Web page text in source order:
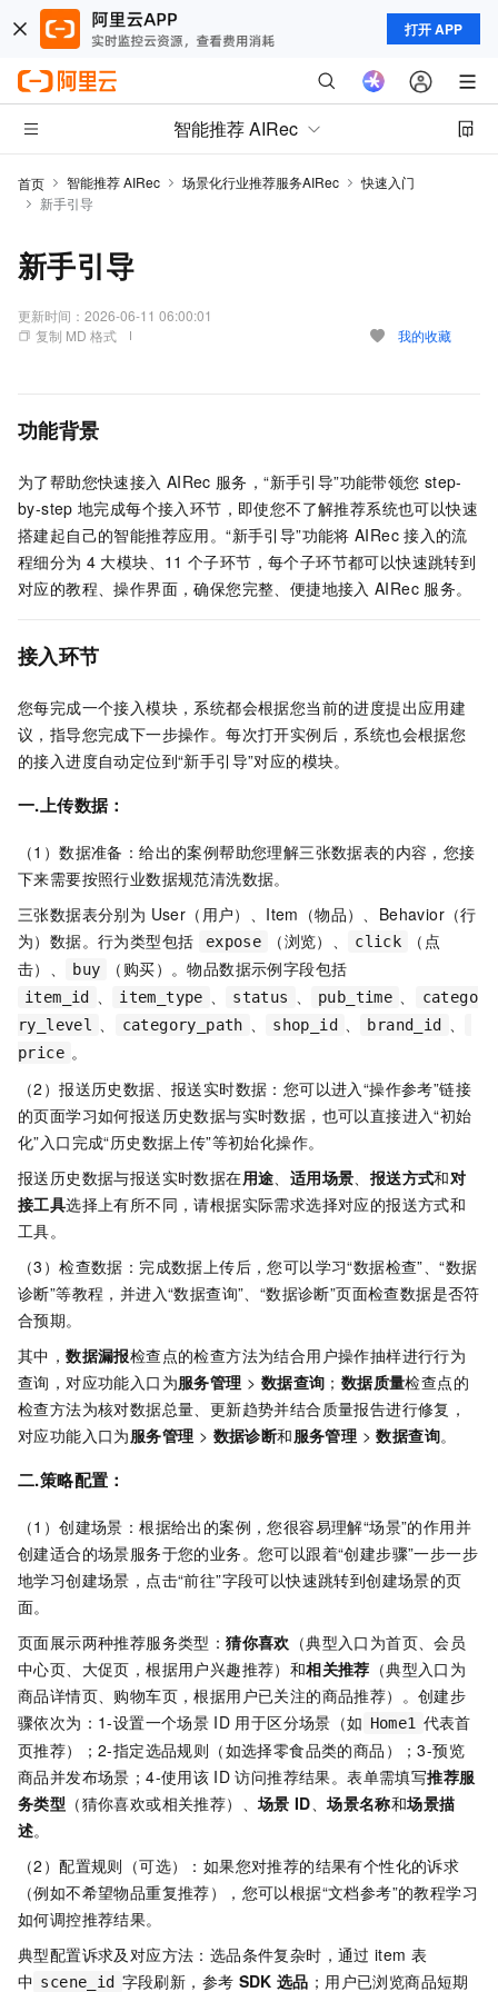
打开 APP
智能推荐 AIRec
首页 智能推荐 AIRec 场景化行业推荐服务AIRec
快速入门
新手引导
新手引导
更新时间： 2026-06-11 06:00:01
复制 MD 格式
我的收藏
功能背景
为了帮助您快速接入 AIRec 服务，“新手引导”功能带领您 step-
by-step 地完成每个接入环节，即使您不了解推荐系统也可以快速
搭建起自己的智能推荐应用。“新手引导”功能将 AIRec 接入的流
程细分为 4 大模块、11 个子环节，每个子环节都可以快速跳转到
对应的教程、操作界面，确保您完整、便捷地接入 AIRec 服务。
接入环节
您每完成一个接入模块，系统都会根据您当前的进度提出应用建
议，指导您完成下一步操作。每次打开实例后，系统也会根据您
的接入进度自动定位到“新手引导”对应的模块。
一.上传数据：
（1）数据准备：给出的案例帮助您理解三张数据表的内容，您接
下来需要按照行业数据规范清洗数据。
三张数据表分别为 User（用户）、Item（物品）、Behavior（行
为）数据。行为类型包括
expose （浏览）、 click
（点
击）、
buy （购买）。物品数据示例字段包括
item_id 、 item_type 、 status 、 pub_time 、
catego
ry_level 、 category_path 、 shop_id 、 brand_id 、
price 。
（2）报送历史数据、报送实时数据：您可以进入“操作参考”链接
的页面学习如何报送历史数据与实时数据，也可以直接进入“初始
化”入口完成“历史数据上传”等初始化操作。
报送历史数据与报送实时数据在用途、 适用场景、 报送方式和对
接工具选择上有所不同，请根据实际需求选择对应的报送方式和
工具。
（3）检查数据：完成数据上传后，您可以学习“数据检查”、“数据
诊断”等教程，并进入“数据查询”、“数据诊断”页面检查数据是否符
合预期。
其中，数据漏报检查点的检查方法为结合用户操作抽样进行行为
查询，对应功能入口为服务管理 > 数据查询 ； 数据质量检查点的
检查方法为核对数据总量、更新趋势并结合质量报告进行修复，
对应功能入口为服务管理 > 数据诊断和服务管理 >数据查询。
二.策略配置：
（1）创建场景：根据给出的案例，您很容易理解“场景”的作用并
创建适合的场景服务于您的业务。您可以跟着“创建步骤”一步一步
地学习创建场景，点击“前往”字段可以快速跳转到创建场景的页
面。
页面展示两种推荐服务类型：猜你喜欢 （典型入口为首页、会员
中心页、大促页，根据用户兴趣推荐）和相关推荐 （典型入口为
商品详情页、购物车页，根据用户已关注的商品推荐）。创建步
骤依次为：1-设置一个场景 ID 用于区分场景（如 Home1 代表首
页推荐）；2-指定选品规则（如选择零食品类的商品）；3-预览
商品并发布场景；4-使用该 ID 访问推荐结果。表单需填写推荐服
务类型 （猜你喜欢或相关推荐）、场景 ID、场景名称和场景描
述。
（2）配置规则（可选）：如果您对推荐的结果有个性化的诉求
（例如不希望物品重复推荐），您可以根据“文档参考”的教程学习
如何调控推荐结果。
典型配置诉求及对应方法：选品条件复杂时，通过 item 表
中 scene_id 字段刷新，参考 SDK 选品 ；用户已浏览商品短期